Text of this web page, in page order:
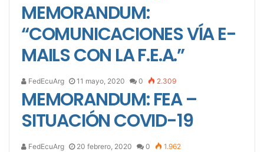
MEMORANDUM:
“COMUNICACIONES VÍA E-
MAILS CON LA F.E.A.”
FedEcuArg 11 mayo, 2020 0 2.309
MEMORANDUM: FEA –
SITUACIÓN COVID-19
FedEcuArg 20 febrero, 2020 0 1.962